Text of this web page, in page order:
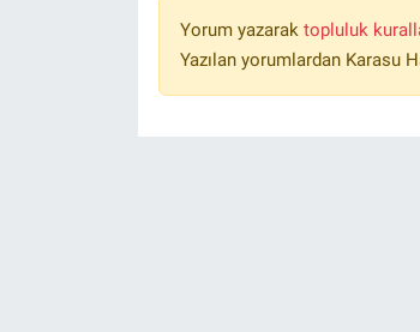
Yorum yazarak topluluk
Yazılan yorumlardan Karasu